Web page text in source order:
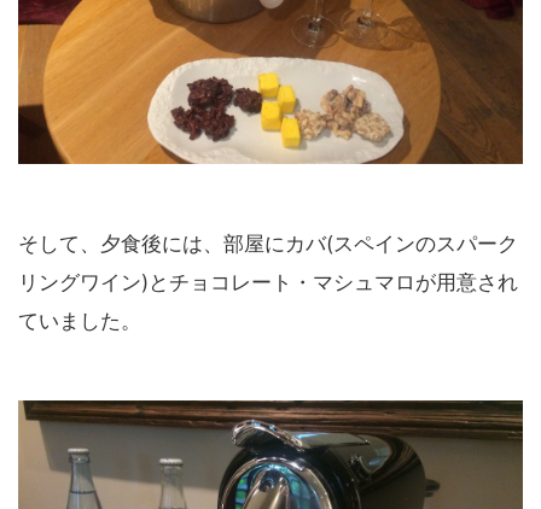
そして、夕食後には、部屋にカバ(スペインのスパーク
リングワイン)とチョコレート・マシュマロが用意され
ていました。